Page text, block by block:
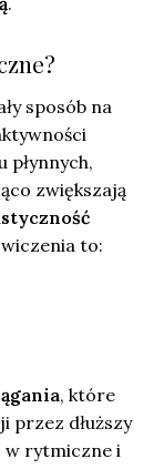
sposób na
płynnych,
zwiększają
to:
, które
przez dłuższy
w rytmiczne i